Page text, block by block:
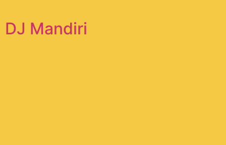
DJ Mandiri